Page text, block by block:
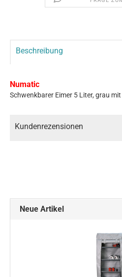
Beschreibung
Numatic
Schwenkbarer Eimer 5 Liter, grau
Kundenrezensionen
Neue Artikel